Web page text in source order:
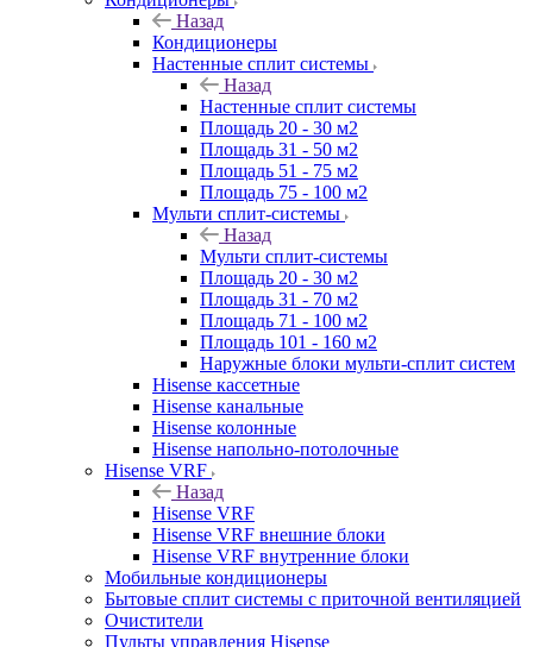
Назад
Кондиционеры
Настенные сплит системы
Назад
Настенные сплит системы
Площадь 20 - 30 м2
Площадь 31 - 50 м2
Площадь 51 - 75 м2
Площадь 75 - 100 м2
Мульти сплит-системы
Назад
Мульти сплит-системы
Площадь 20 - 30 м2
Площадь 31 - 70 м2
Площадь 71 - 100 м2
Площадь 101 - 160 м2
Наружные блоки мульти-сплит систем
Hisense кассетные
Hisense канальные
Hisense колонные
Hisense напольно-потолочные
Hisense VRF
Назад
Hisense VRF
Hisense VRF внешние блоки
Hisense VRF внутренние блоки
Мобильные кондиционеры
Бытовые сплит системы с приточной вентиляцией
Очистители
Пульты управления Hisense